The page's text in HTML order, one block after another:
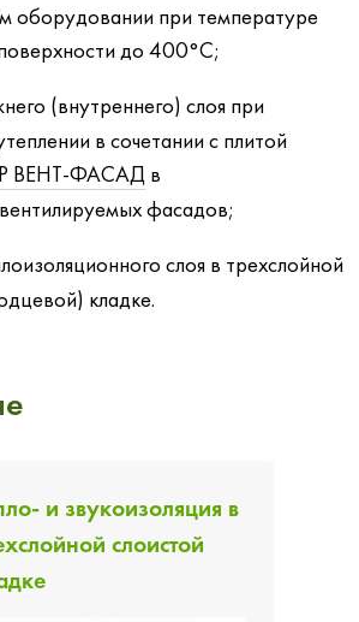
оборудовании при температуре
до 400°С;
(внутреннего) слоя при
в сочетании с плитой
ВЕНТ-ФАСАД в
фасадов;
слоя в трехслойной
кладке.
и звукоизоляция в
слоистой